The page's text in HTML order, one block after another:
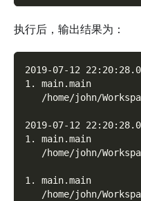
执行后，输出结果为：
2019-07-12
1. main.main
/home/john/
2019-07-12
1. main.main
/home/john/
1. main.main
/home/john/